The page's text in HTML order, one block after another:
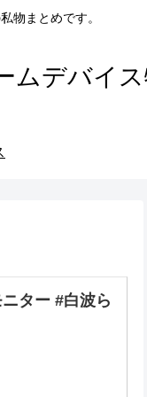
物まとめです。
ムデバイ
ター #白波ら